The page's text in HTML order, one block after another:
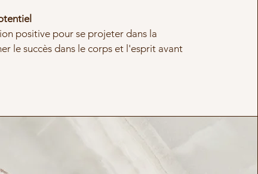
positive pour se projeter dans la
le succès dans le corps et l'esprit avant